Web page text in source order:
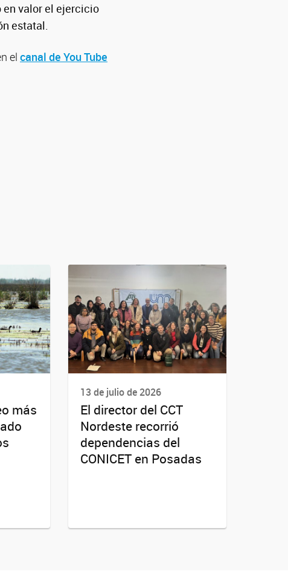
en valor el ejercicio
estatal.
el canal de You Tube
más
13 de julio de 2026
El director del CCT
Nordeste recorrió
dependencias del
CONICET en Posadas